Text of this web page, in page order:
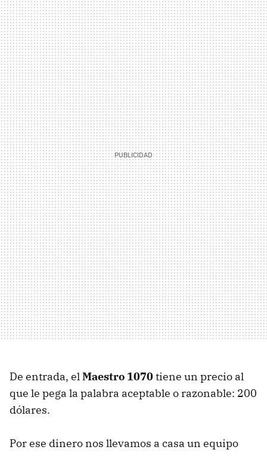
De entrada, elMaestro 1070tiene un precio al
que le pega la palabra aceptable o razonable: 200
dólares.
Por ese dinero nos llevamos a casa un equipo